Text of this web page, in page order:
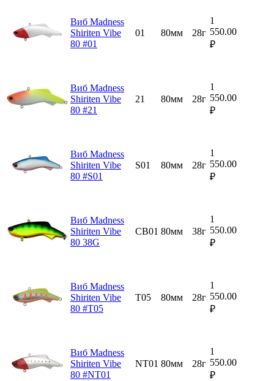
Виб Madness
Shiriten Vibe
80 #01
01 80мм 28г
1
550.00
₽
Виб Madness
Shiriten Vibe
80 #21
21 80мм 28г
1
550.00
₽
Виб Madness
Shiriten Vibe
80 #S01
S01 80мм 28г
1
550.00
₽
Виб Madness
Shiriten Vibe
80 38G
CB01 80мм 38г
1
550.00
₽
Виб Madness
Shiriten Vibe
80 #T05
T05 80мм 28г
1
550.00
₽
Виб Madness
Shiriten Vibe
80 #NT01
NT01 80мм 28г
1
550.00
₽